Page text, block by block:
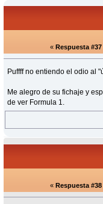
« Respuesta #37
Puffff no entiendo el odio al
Me alegro de su fichaje y
de ver Formula 1.
« Respuesta #38